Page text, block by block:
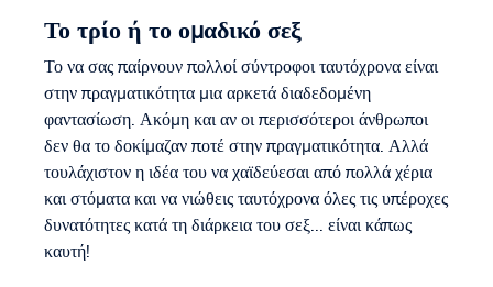
Το τρίο ή το ομαδικό σεξ
Το να σας παίρνουν πολλοί σύντροφοι ταυτόχρονα είναι
στην πραγματικότητα μια αρκετά διαδεδομένη
φαντασίωση. Ακόμη και αν οι περισσότεροι άνθρωποι
δεν θα το δοκίμαζαν ποτέ στην πραγματικότητα. Αλλά
τουλάχιστον η ιδέα του να χαϊδεύεσαι από πολλά χέρια
και στόματα και να νιώθεις ταυτόχρονα όλες τις υπέροχες
δυνατότητες κατά τη διάρκεια του σεξ... είναι κάπως
καυτή!